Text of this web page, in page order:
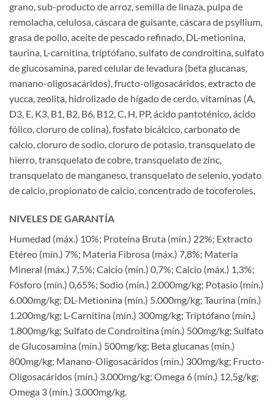
grano, sub-producto de arroz, semilla de linaza, pulpa de
remolacha, celulosa, cáscara de guisante, cáscara de psyllium,
grasa de pollo, aceite de pescado refinado, DL-metionina,
taurina, L-carnitina, triptófano, sulfato de condroitina, sulfato
de glucosamina, pared celular de levadura (beta glucanas,
manano-oligosacáridos), fructo-oligosacáridos, extracto de
yucca, zeolita, hidrolizado de hígado de cerdo, vitaminas (A,
D3, E, K3, B1, B2, B6, B12, C, H, PP, ácido pantoténico, ácido
fólico, cloruro de colina), fosfato bicálcico, carbonato de
calcio, cloruro de sodio, cloruro de potasio, transquelato de
hierro, transquelato de cobre, transquelato de zinc,
transquelato de manganeso, transquelato de selenio, yodato
de calcio, propionato de calcio, concentrado de tocoferoles.
NIVELES DE GARANTÍA
Humedad (máx.) 10%; Proteína Bruta (mín.) 22%; Extracto
Etéreo (mín.) 7%; Materia Fibrosa (máx.) 7,8%; Materia
Mineral (máx.) 7,5%; Calcio (mín.) 0,7%; Calcio (máx.) 1,3%;
Fósforo (mín.) 0,65%; Sodio (mín.) 2.000mg/kg; Potasio (mín.)
6.000mg/kg; DL-Metionina (mín.) 5.000mg/kg; Taurina (mín.)
1.200mg/kg; L-Carnitina (mín.) 300mg/kg; Triptófano (mín.)
1.800mg/kg; Sulfato de Condroitina (mín.) 500mg/kg; Sulfato
de Glucosamina (mín.) 500mg/kg; Beta glucanas (mín.)
800mg/kg; Manano-Oligosacáridos (mín.) 300mg/kg; Fructo-
Oligosacáridos (mín.) 3.000mg/kg; Omega 6 (mín.) 12,5g/kg;
Omega 3 (mín.) 3.000mg/kg.